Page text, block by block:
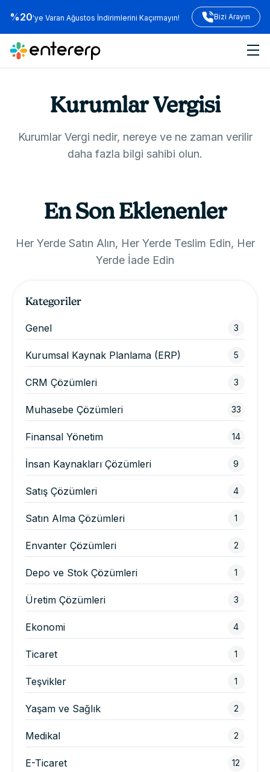
%20'ye Varan Ağustos İndirimlerini Kaçırmayın! Bizi Arayın
Kurumlar Vergisi
Kurumlar Vergi nedir, nereye ve ne zaman verilir
daha fazla bilgi sahibi olun.
En Son Eklenenler
Her Yerde Satın Alın, Her Yerde Teslim Edin, Her
Yerde İade Edin
Kategoriler
Genel 3
Kurumsal Kaynak Planlama (ERP) 5
CRM Çözümleri 3
Muhasebe Çözümleri 33
Finansal Yönetim 14
İnsan Kaynakları Çözümleri 9
Satış Çözümleri 4
Satın Alma Çözümleri 1
Envanter Çözümleri 2
Depo ve Stok Çözümleri 1
Üretim Çözümleri 3
Ekonomi 4
Ticaret 1
Teşvikler 1
Yaşam ve Sağlık 2
Medikal 2
E-Ticaret 12